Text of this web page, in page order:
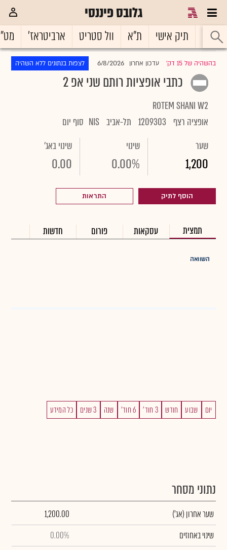
גלובס פיננסי
ראשי תיק אישי ת"א וול סטריט ארביטראז'
בהשהיה של 15 דק' |עדכון אחרון 6/8/2026 לצפות בנתונים ללא השהיה
כתבי אופציות רותם שני אפ 2
ROTEM SHANI W2
אופציה רצף
1209303 תל-אביב NIS סוף יום
שער
1,200
שינוי
0.00%
שינוי באג'
0.00
הוסף לתיק התראות
תמצית עסקאות פורום חדשות
השוואה
יום שבוע חודש 3 חוד' 6 חוד' שנה 3 שנים כל המידע
נתוני מסחר
שער אחרון (אג')
1,200.00
שינוי באחוזים
0.00%